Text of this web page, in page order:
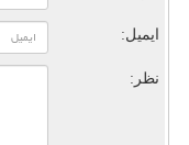
ایمیل:
نظر: